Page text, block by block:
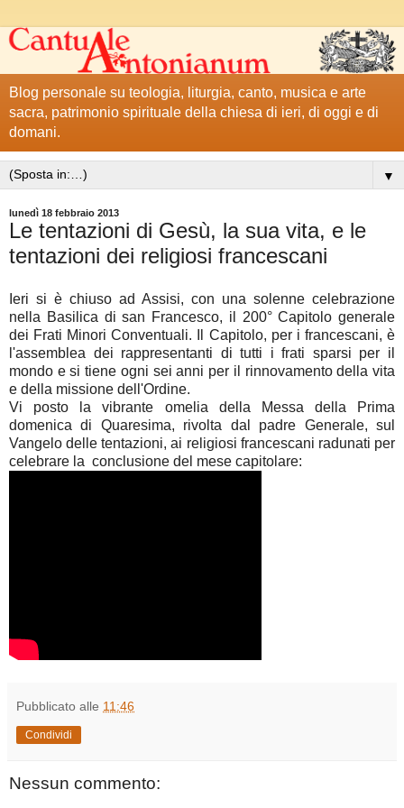
Blog personale su teologia, liturgia, canto, musica e arte
sacra, patrimonio spirituale della chiesa di ieri, di oggi e di
domani.
▼
lunedì 18 febbraio 2013
Le tentazioni di Gesù, la sua vita, e le
tentazioni dei religiosi francescani
Ieri si è chiuso ad Assisi, con una solenne celebrazione
nella Basilica di san Francesco, il 200° Capitolo generale
dei Frati Minori Conventuali. Il Capitolo, per i francescani, è
l'assemblea dei rappresentanti di tutti i frati sparsi per il
mondo e si tiene ogni sei anni per il rinnovamento della vita
e della missione dell'Ordine.
Vi posto la vibrante omelia della Messa della Prima
domenica di Quaresima, rivolta dal padre Generale, sul
Vangelo delle tentazioni, ai religiosi francescani radunati per
celebrare la conclusione del mese capitolare:
Pubblicato alle 11:46
Condividi
Nessun commento: